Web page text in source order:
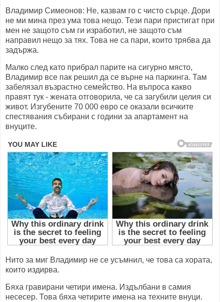
Владимир Симеонов: Не, казвам го с чисто сърце. Дори
не ми мина през ума това нещо. Тези пари пристигат при
мен не защото съм ги изработил, не защото съм
направил нещо за тях. Това не са пари, които трябва да
задържа.
Малко след като прибрал парите на сигурно място,
Владимир все пак решил да се върне на паркинга. Там
забелязал възрастно семейство. На въпроса какво
правят тук - жената отговорила, че са загубили целия си
живот. Изгубените 70 000 евро се оказали всичките
спестявания събирани с години за апартамент на
внуците.
Нито за миг Владимир не се усъмнил, че това са хората,
които издирва.
Бяха гравирани четири имена. Издълбани в самия
несесер. Това бяха четирите имена на техните внуци.